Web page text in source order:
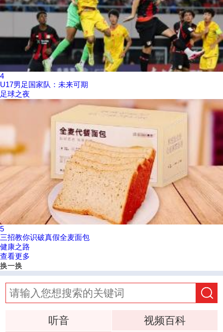
4
U17男足国家队：未来可期
足球之夜
5
三招教你识破真假全麦面包
健康之路
查看更多
换一换
听音 视频百科